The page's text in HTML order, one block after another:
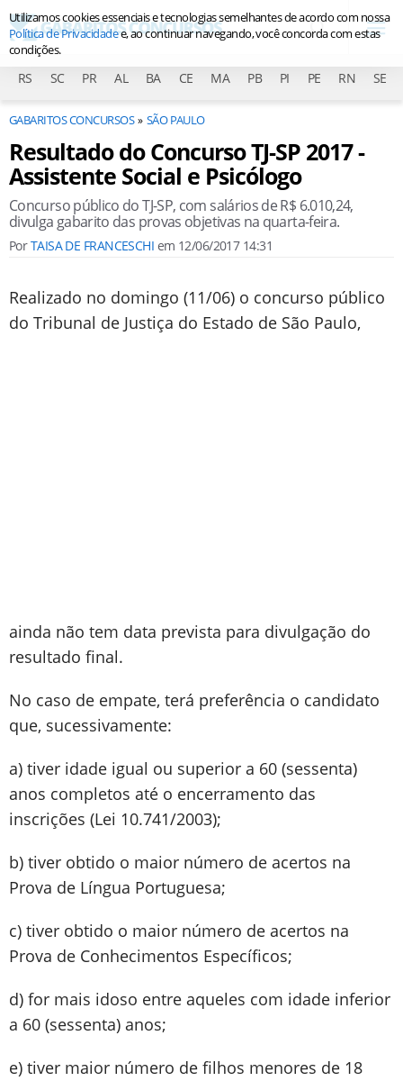
RS SC PR AL BA CE MA PB PI PE RN SE
GABARITOS CONCURSOS SÃO PAULO
Resultado do Concurso TJ-SP 2017 -
Assistente Social e Psicólogo
Concurso público do TJ-SP, com salários de R$ 6.010,24,
divulga gabarito das provas objetivas na quarta-feira.
PorTAISA DE FRANCESCHI em 12/06/2017 14:31
Realizado no domingo (11/06) o concurso público
do Tribunal de Justiça do Estado de São Paulo,
ainda não tem data prevista para divulgação do
resultado final.
No caso de empate, terá preferência o candidato
que, sucessivamente:
a) tiver idade igual ou superior a 60 (sessenta)
anos completos até o encerramento das
inscrições (Lei 10.741/2003);
b) tiver obtido o maior número de acertos na
Prova de Língua Portuguesa;
c) tiver obtido o maior número de acertos na
Prova de Conhecimentos Específicos;
d) for mais idoso entre aqueles com idade inferior
a 60 (sessenta) anos;
e) tiver maior número de filhos menores de 18
Utilizamos cookies essenciais e tecnologias semelhantes de acordo com nossa
Política de Privacidadee, ao continuar navegando, você concorda com estas
condições.